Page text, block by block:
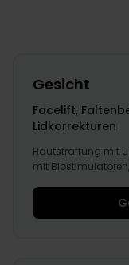
Gesicht
Facelift,
Lidkorrekturen
Hautstraffung mit
mit